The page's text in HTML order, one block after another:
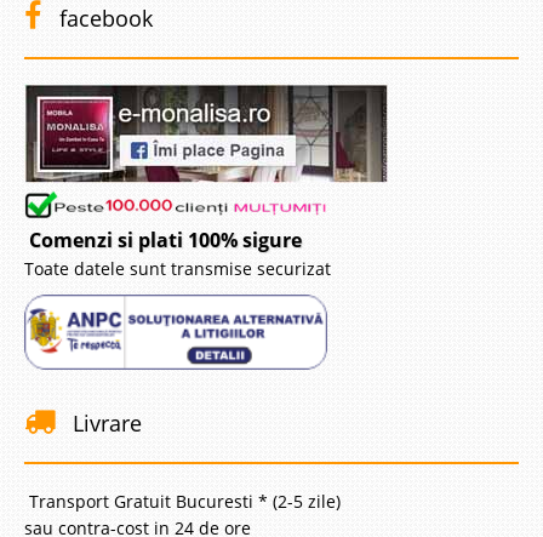
facebook
Comenzi si plati 100% sigure
Toate datele sunt transmise securizat
Livrare
Transport Gratuit Bucuresti * (2-5 zile)
sau contra-cost in 24 de ore